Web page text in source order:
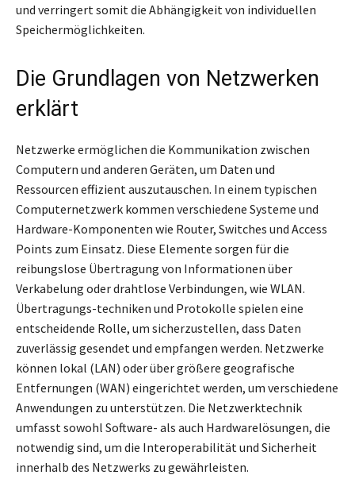
und verringert somit die Abhängigkeit von individuellen
Speichermöglichkeiten.
Die Grundlagen von Netzwerken
erklärt
Netzwerke ermöglichen die Kommunikation zwischen
Computern und anderen Geräten, um Daten und
Ressourcen effizient auszutauschen. In einem typischen
Computernetzwerk kommen verschiedene Systeme und
Hardware-Komponenten wie Router, Switches und Access
Points zum Einsatz. Diese Elemente sorgen für die
reibungslose Übertragung von Informationen über
Verkabelung oder drahtlose Verbindungen, wie WLAN.
Übertragungs-techniken und Protokolle spielen eine
entscheidende Rolle, um sicherzustellen, dass Daten
zuverlässig gesendet und empfangen werden. Netzwerke
können lokal (LAN) oder über größere geografische
Entfernungen (WAN) eingerichtet werden, um verschiedene
Anwendungen zu unterstützen. Die Netzwerktechnik
umfasst sowohl Software- als auch Hardwarelösungen, die
notwendig sind, um die Interoperabilität und Sicherheit
innerhalb des Netzwerks zu gewährleisten.